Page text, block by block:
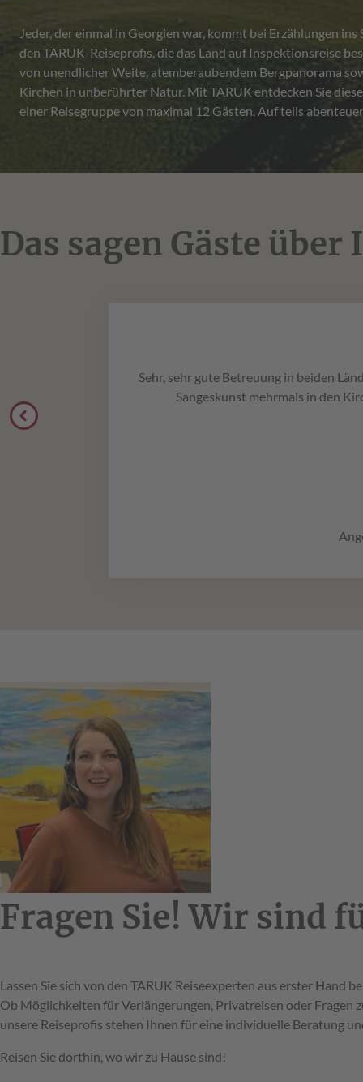
Jeder, der einmal in Georgien war, kommt bei Erzählungen ins
den TARUK-Reiseprofis, die das Land auf Inspektionsreise
von unendlicher Weite, atemberaubendem Bergpanorama
Kirchen in unberührter Natur. Mit TARUK entdecken Sie
einer Reisegruppe von maximal 12 Gästen. Auf teils
Reise im Kleinbus durch den Kaukasus. Unterwegs
Reiseleitung über die Geschichte und kulturellen Schätze
einer Rundreise durch Georgien, was das Land so reizvoll
Das sagen Gäste
Sehr, sehr gute Betreuung in beiden
Sangeskunst mehrmals in den
Fragen Sie! Wir sind
Lassen Sie sich von den TARUK Reiseexperten aus erster Hand
Ob Möglichkeiten für Verlängerungen, Privatreisen oder Fragen
unsere Reiseprofis stehen Ihnen für eine individuelle Beratung
Reisen Sie dorthin, wo wir zu Hause sind!